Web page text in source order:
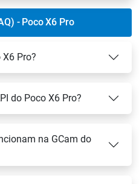
- Poco X6 Pro
Pro?
do Poco X6 Pro?
na GCam do